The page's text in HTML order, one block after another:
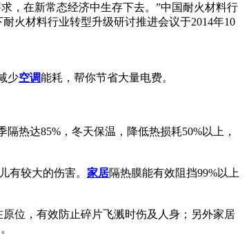
在新常态经济中生存下去。”中国耐火材料行
火材料行业转型升级研讨推进会议于2014年10
少空调能耗，帮你节省大量电费。
热达85%，冬天保温，降低热损耗50%以上，
有较大的伤害。 家居隔热膜能有效阻挡99%以上
位，有效防止碎片飞溅时伤及人身；另外家居